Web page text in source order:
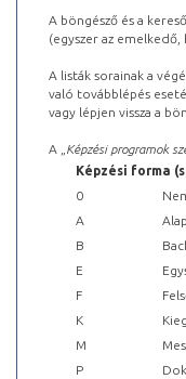
A böngésző és a
(egyszer az
A listák sorainak a
való továbblépés
vagy lépjen vissza a
A „ Képzési programok
Képzési forma
0
A
B
E
F
K
M
P